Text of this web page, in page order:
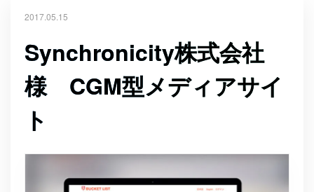
2017.05.15
Synchronicity株式会社
様 CGM型メディアサイ
ト